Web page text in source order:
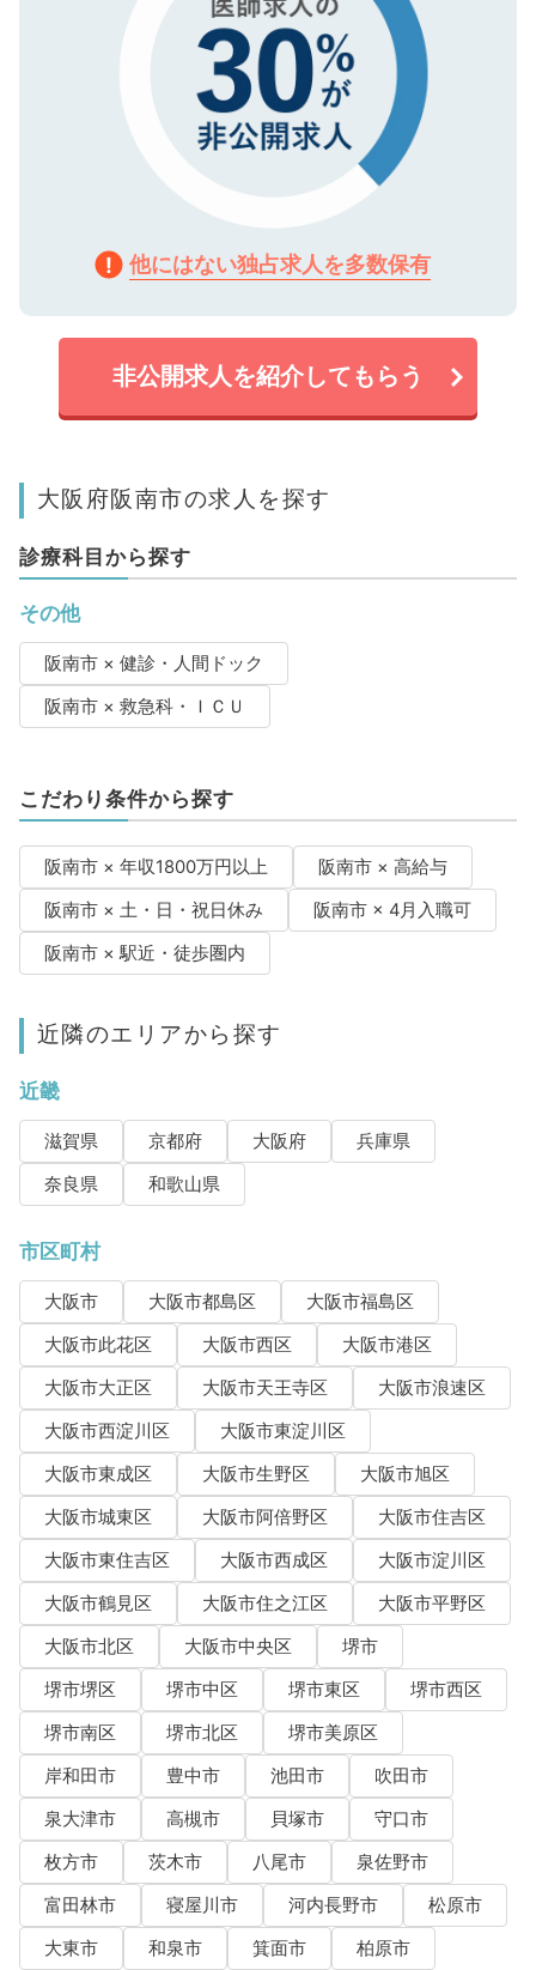
他にはない独占求人を多数保有
非公開求人を紹介してもらう
大阪府阪南市の求人を探す
診療科目から探す
その他
阪南市 × 健診・人間ドック
阪南市 × 救急科・ＩＣＵ
こだわり条件から探す
阪南市 × 年収1800万円以上
阪南市 × 高給与
阪南市 × 土・日・祝日休み
阪南市 × 4月入職可
阪南市 × 駅近・徒歩圏内
近隣のエリアから探す
近畿
滋賀県 京都府 大阪府
兵庫県
奈良県
和歌山県
市区町村
大阪市 大阪市都島区
大阪市福島区
大阪市此花区
大阪市西区
大阪市港区
大阪市大正区
大阪市天王寺区
大阪市浪速区
大阪市西淀川区
大阪市東淀川区
大阪市東成区
大阪市生野区
大阪市旭区
大阪市城東区
大阪市阿倍野区
大阪市住吉区
大阪市東住吉区
大阪市西成区
大阪市淀川区
大阪市鶴見区
大阪市住之江区
大阪市平野区
大阪市北区
大阪市中央区
堺市
堺市堺区
堺市中区 堺市東区
堺市西区
堺市南区
堺市北区
堺市美原区
岸和田市
豊中市 池田市
吹田市
泉大津市
高槻市 貝塚市
守口市
枚方市
茨木市 八尾市
泉佐野市
富田林市
寝屋川市 河内長野市
松原市
大東市
和泉市 箕面市
柏原市